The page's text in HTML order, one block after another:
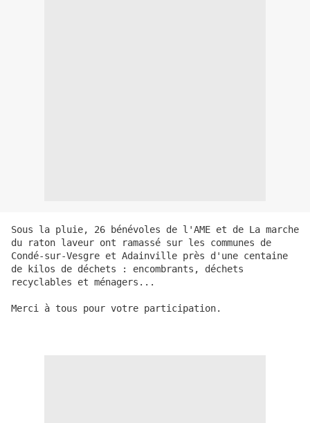
Sous la pluie, 26 bénévoles de l'AME et de La marche
du raton laveur ont ramassé sur les communes de
Condé-sur-Vesgre et Adainville près d'une centaine
de kilos de déchets : encombrants, déchets
recyclables et ménagers...
Merci à tous pour votre participation.